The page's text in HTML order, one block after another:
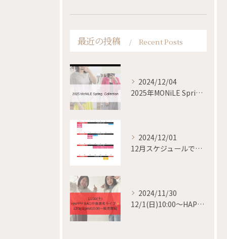
最近の投稿 Recent Posts
2024/12/04
2025年MONiLE Spring collection
2024/12/01
12月スケジュールです✨
2024/11/30
12/1(日)10:00〜HAPPY BAG 販売開始✨